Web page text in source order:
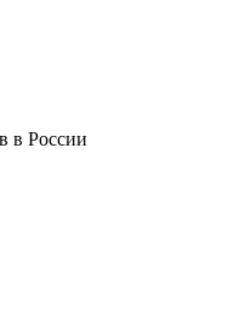
в России